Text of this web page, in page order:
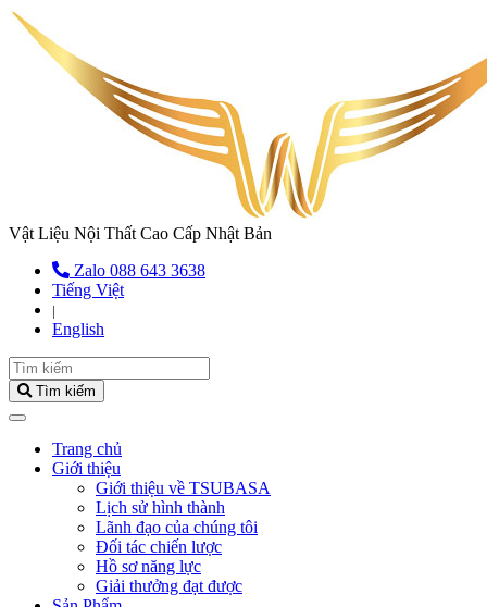
Vật Liệu Nội Thất Cao Cấp Nhật Bản
Zalo 088 643 3638
Tiếng Việt
|
English
Tìm kiếm
Trang chủ
Giới thiệu
Giới thiệu về TSUBASA
Lịch sử hình thành
Lãnh đạo của chúng tôi
Đối tác chiến lược
Hồ sơ năng lực
Giải thưởng đạt được